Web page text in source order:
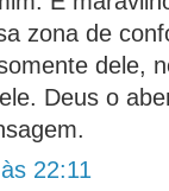
zona de
dele,
Deus o
22:11